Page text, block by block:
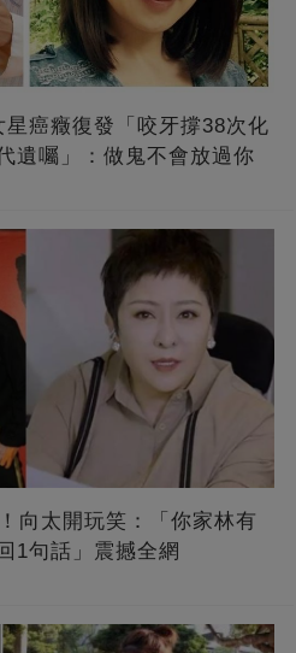
癌癥復發「咬牙撐38次化
囑」：做鬼不會放過你
向太開玩笑：「你家林有
1句話」震撼全網